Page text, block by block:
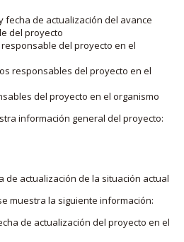
fecha de actualización del avance
del proyecto
del proyecto en el
responsables del proyecto en el
del proyecto en el organismo
información general del proyecto:
de actualización de la situación actual
muestra la siguiente información:
de actualización del proyecto en el